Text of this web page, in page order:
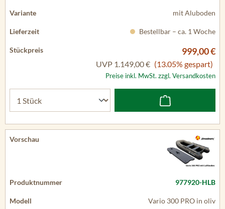
mit Aluboden
Bestellbar – ca. 1 Woche
999,00 €
UVP 1.149,00 € (13.05% gespart)
Preise inkl. MwSt. zzgl. Versandkosten
977920-HLB
Vario 300 PRO in oliv